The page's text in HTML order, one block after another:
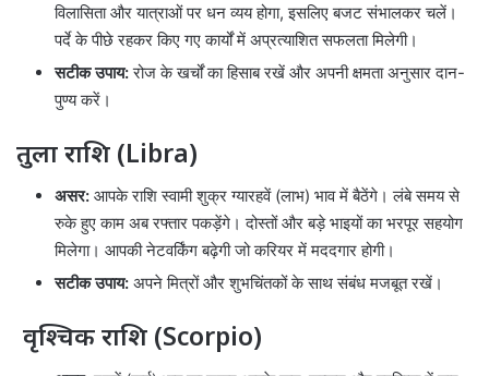
विलासिता और यात्राओं पर धन व्यय होगा, इसलिए बजट संभालकर चलें।
पर्दे के पीछे रहकर किए गए कार्यों में अप्रत्याशित सफलता मिलेगी।
सटीक उपाय:रोज के खर्चों का हिसाब रखें और अपनी क्षमता अनुसार दान-
पुण्य करें।
तुला राशि (Libra)
असर: आपके राशि स्वामी शुक्र ग्यारहवें (लाभ) भाव में बैठेंगे। लंबे समय से
रुके हुए काम अब रफ्तार पकड़ेंगे। दोस्तों और बड़े भाइयों का भरपूर सहयोग
मिलेगा। आपकी नेटवर्किंग बढ़ेगी जो करियर में मददगार होगी।
सटीक उपाय: अपने मित्रों और शुभचिंतकों के साथ संबंध मजबूत रखें।
वृश्चिक राशि (Scorpio)